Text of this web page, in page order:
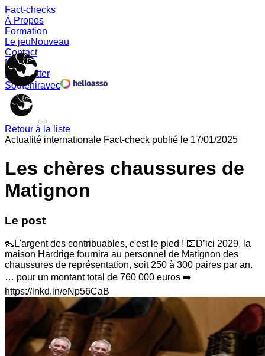
Fact-checks
À Propos
Formation
Le jeuNouveau
Contact
Memes
Newsletter
Souteniravec
Retour à la liste
Actualité internationale Fact-check publié le 17/01/2025
Les chères chaussures de
Matignon
Le post
👠L'argent des contribuables, c'est le pied ! 💶D’ici 2029, la
maison Hardrige fournira au personnel de Matignon des
chaussures de représentation, soit 250 à 300 paires par an.
… pour un montant total de 760 000 euros ➡️
https://lnkd.in/eNp56CaB